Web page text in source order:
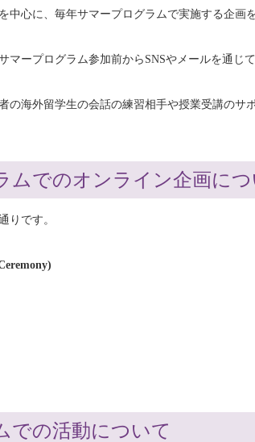
中心に、毎年サマープログラムで実施する企画
マープログラム参加前からSNSやメールを通じ
の海外留学生の会話の練習相手や授業受講のサ
ムでのオンライン企画につ
りです。
での活動について